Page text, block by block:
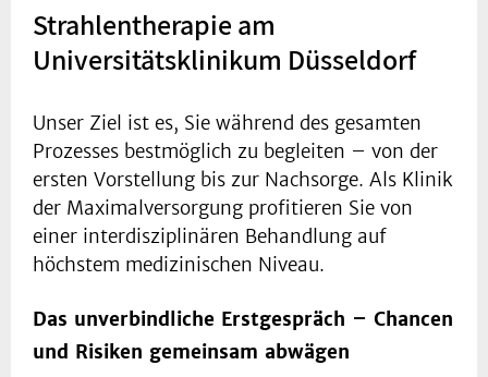
Strahlentherapie am
Universitätsklinikum Düsseldorf
Unser Ziel ist es, Sie während des gesamten
Prozesses bestmöglich zu begleiten – von der
ersten Vorstellung bis zur Nachsorge. Als Klinik
der Maximalversorgung profitieren Sie von
einer interdisziplinären Behandlung auf
höchstem medizinischen Niveau.
Das unverbindliche Erstgespräch – Chancen
und Risiken gemeinsam abwägen